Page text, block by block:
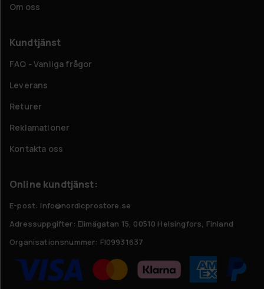
Om oss
Kundtjänst
FAQ - Vanliga frågor
Leverans
Returer
Reklamationer
Kontakta oss
Online kundtjänst:
E-post: info@nordicprostore.se
Adressuppgifter: Elimägatan 15, 00510 Helsingfors, Finland
Organisationsnummer: FI09931637